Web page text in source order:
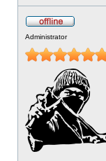
Administrator